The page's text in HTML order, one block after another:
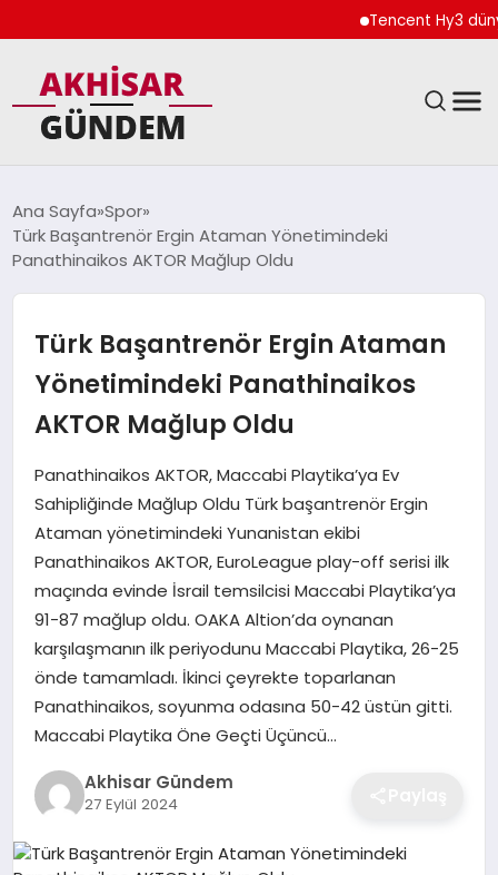
Tencent Hy3
DÜNYA
TEKNOLOJI
YAŞAM
Ana Sayfa Spor
Türk Başantrenör Ergin Ataman Yönetimindeki
Panathinaikos AKTOR Mağlup Oldu
Türk Başantrenör Ergin Ataman
Yönetimindeki Panathinaikos
AKTOR Mağlup Oldu
Panathinaikos AKTOR, Maccabi Playtika’ya Ev
Sahipliğinde Mağlup Oldu Türk başantrenör Ergin
Ataman yönetimindeki Yunanistan ekibi
Panathinaikos AKTOR, EuroLeague play-off serisi ilk
maçında evinde İsrail temsilcisi Maccabi Playtika’ya
91-87 mağlup oldu. OAKA Altion’da oynanan
karşılaşmanın ilk periyodunu Maccabi Playtika, 26-25
önde tamamladı. İkinci çeyrekte toparlanan
Panathinaikos, soyunma odasına 50-42 üstün gitti.
Maccabi Playtika Öne Geçti Üçüncü…
Akhisar Gündem
27 Eylül 2024